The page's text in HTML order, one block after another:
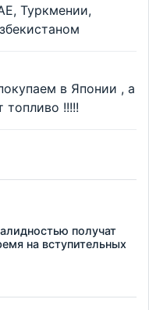
Туркмении,
в Японии , а
!!!!!
получат
на вступительных